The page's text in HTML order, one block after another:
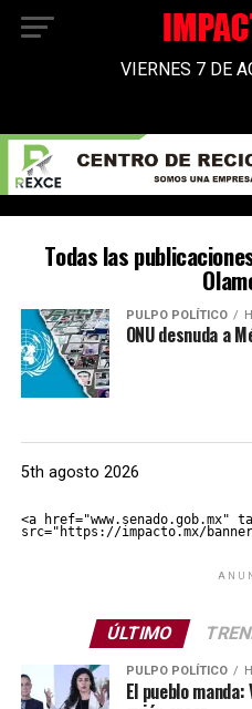
VIERNES 7 DE
Todas las
PULPO POLÍTICO
ONU desnuda a
5th agosto 2026
<a href="www.senado.gob.mx"
src="https://impacto.mx/
ÚLTIMO
PULPO POLÍTICO
El pueblo